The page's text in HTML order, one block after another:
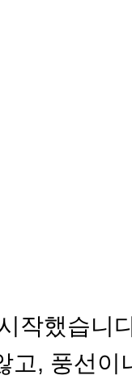
작했습니
고, 풍선